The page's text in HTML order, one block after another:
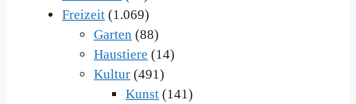
Freizeit (1.069)
Garten (88)
Haustiere (14)
Kultur (491)
Kunst (141)